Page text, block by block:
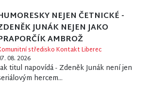
NEJEN ČETNICKÉ -
JUNÁK NEJEN JAKO
AMBROŽ
středisko Kontakt Liberec
08. 2026
titul napovídá - Zdeněk Junák není jen
hercem...